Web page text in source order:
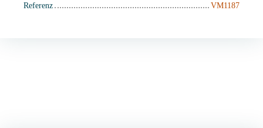
Referenz VM1187